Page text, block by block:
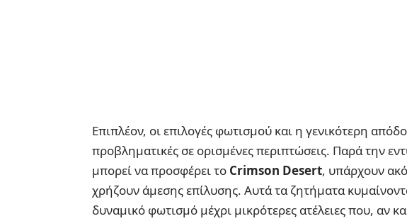
Επιπλέον, οι επιλογές φωτισμού και η γενικότερη
προβληματικές σε ορισμένες περιπτώσεις. Παρά την
μπορεί να προσφέρει το Crimson Desert, υπάρχουν
χρήζουν άμεσης επίλυσης. Αυτά τα ζητήματα
δυναμικό φωτισμό μέχρι μικρότερες ατέλειες που, αν